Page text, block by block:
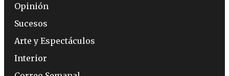
Opinión
Sucesos
Arte y Espectáculos
Interior